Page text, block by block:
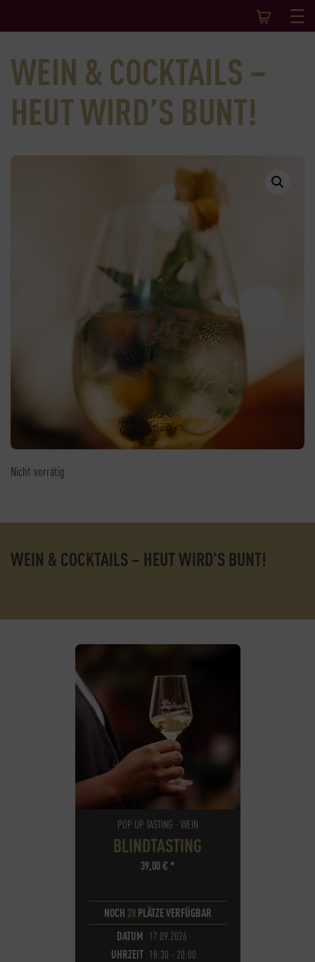
WEIN & COCKTAILS –
HEUT WIRD’S BUNT!
Nicht vorrätig
WEIN & COCKTAILS – HEUT WIRD’S BUNT!
POP UP TASTING - WEIN
BLINDTASTING
39,00€ *
NOCH 28PLÄTZE VERFÜGBAR
DATUM 17.09.2026
UHRZEIT 18:30 - 20:00